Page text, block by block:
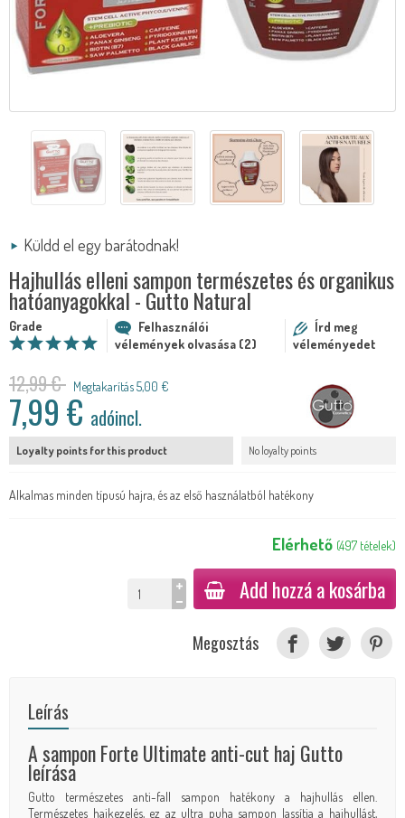
Küldd el egy barátodnak!
Hajhullás elleni sampon természetes és organikus
hatóanyagokkal - Gutto Natural
Grade
Felhasználói
vélemények olvasása (2)
Írd meg
véleményedet
12,99 € Megtakarítás 5,00 €
7,99 € adóincl.
Loyalty points for this product No loyalty points
Alkalmas minden típusú hajra, és az első használatból hatékony
Elérhető (497 tételek)
Add hozzá a kosárba
Megosztás
Leírás
A sampon Forte Ultimate anti-cut haj Gutto
leírása
Gutto természetes anti-fall sampon hatékony a hajhullás ellen.
Természetes hajkezelés, ez az ultra puha sampon lassítja a hajhullást,